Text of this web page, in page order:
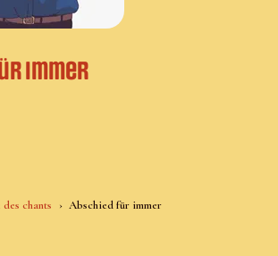
chants Abschied für immer
immer